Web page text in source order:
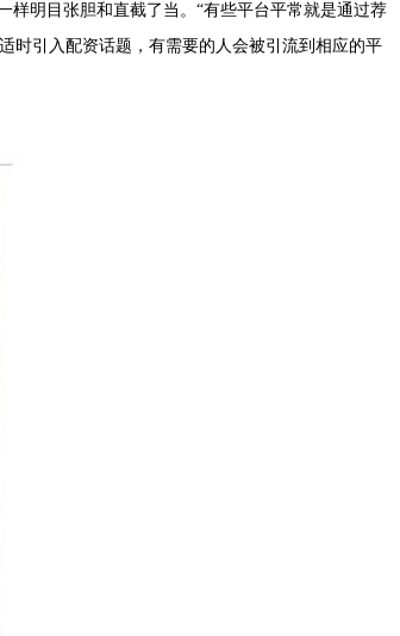
样明目张胆和直截了当。“有些平台平常就是通过荐
时引入配资话题，有需要的人会被引流到相应的平